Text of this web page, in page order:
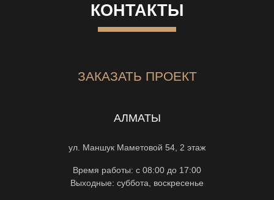
КОНТАКТЫ
ЗАКАЗАТЬ ПРОЕКТ
АЛМАТЫ
ул. Маншук Маметовой 54, 2 этаж
Время работы: с 08:00 до 17:00
Выходные: суббота, воскресенье